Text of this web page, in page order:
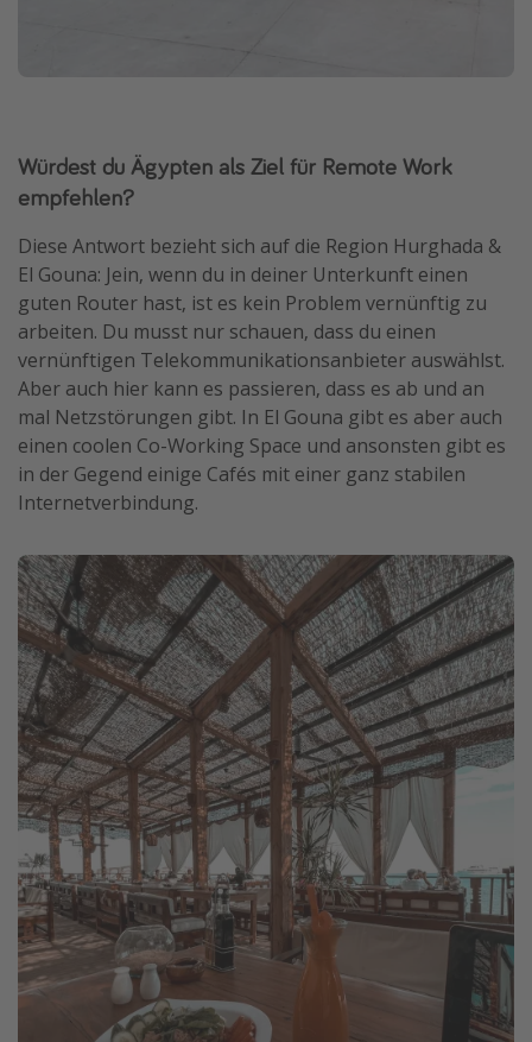
Würdest du Ägypten als Ziel für Remote Work
empfehlen?
Diese Antwort bezieht sich auf die Region Hurghada &
El Gouna: Jein, wenn du in deiner Unterkunft einen
guten Router hast, ist es kein Problem vernünftig zu
arbeiten. Du musst nur schauen, dass du einen
vernünftigen Telekommunikationsanbieter auswählst.
Aber auch hier kann es passieren, dass es ab und an
mal Netzstörungen gibt. In El Gouna gibt es aber auch
einen coolen Co-Working Space und ansonsten gibt es
in der Gegend einige Cafés mit einer ganz stabilen
Internetverbindung.